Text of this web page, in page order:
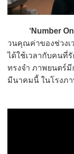
‘Number
วนคุณค่าของช่วงเ
ได้ใช้เวลากับคนที่
ทรงจำ ภาพยนตร์มี
มีนาคมนี้ ในโรงภ